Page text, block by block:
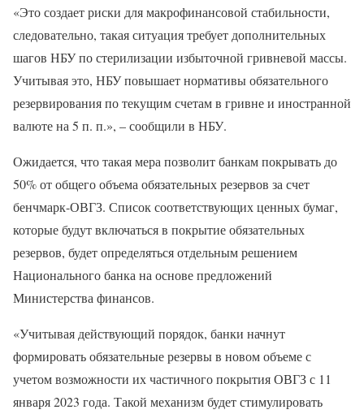
«Это создает риски для макрофинансовой стабильности,
следовательно, такая ситуация требует дополнительных
шагов НБУ по стерилизации избыточной гривневой массы.
Учитывая это, НБУ повышает нормативы обязательного
резервирования по текущим счетам в гривне и иностранной
валюте на 5 п. п.», – сообщили в НБУ.
Ожидается, что такая мера позволит банкам покрывать до
50% от общего объема обязательных резервов за счет
бенчмарк-ОВГЗ. Список соответствующих ценных бумаг,
которые будут включаться в покрытие обязательных
резервов, будет определяться отдельным решением
Национального банка на основе предложений
Министерства финансов.
«Учитывая действующий порядок, банки начнут
формировать обязательные резервы в новом объеме с
учетом возможности их частичного покрытия ОВГЗ с 11
января 2023 года. Такой механизм будет стимулировать